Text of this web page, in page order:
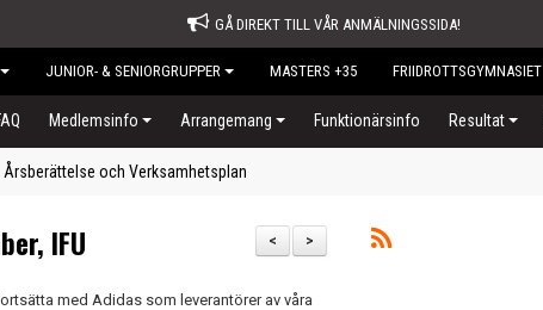
GÅ DIREKT TILL VÅR ANMÄLNINGSSIDA!
JUNIOR- & SENIORGRUPPER MASTERS +35 FRIIDROTTSGYMNASIET
Medlemsinfo Arrangemang Funktionärsinfo Resultat
Årsberättelse och Verksamhetsplan
>
<
IFU
med Adidas som leverantörer av våra